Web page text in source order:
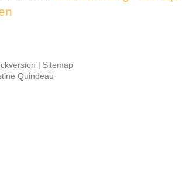
| Sitemap
Quindeau